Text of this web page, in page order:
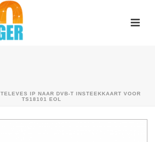
TELEVES IP NAAR DVB-T INSTEEKKAART VOOR
TS18101 EOL